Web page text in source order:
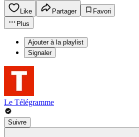
Like Partager
Favori
Plus
Ajouter à la playlist
Signaler
Le Télégramme
Suivre